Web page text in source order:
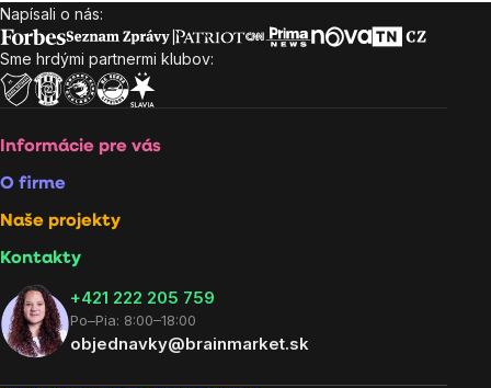
Zápätie
Napísali o nás:
Sme hrdými partnermi klubov:
Informácie pre vás
O firme
Naše projekty
Kontakty
+421 222 205 759
Po–Pia: 8:00–18:00
objednavky@brainmarket.sk